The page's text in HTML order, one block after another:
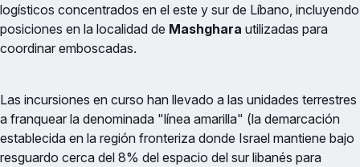
logísticos concentrados en el este y sur de Líbano, incluyendo
posiciones en la localidad de Mashghara utilizadas para
coordinar emboscadas.
Las incursiones en curso han llevado a las unidades terrestres
a franquear la denominada "línea amarilla" (la demarcación
establecida en la región fronteriza donde Israel mantiene bajo
resguardo cerca del 8% del espacio del sur libanés para